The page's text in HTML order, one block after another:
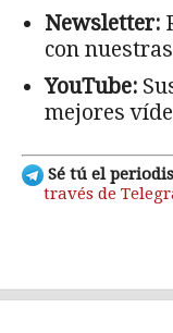
Newsletter:
con
YouTube:
mejores
Sé tú el
través de